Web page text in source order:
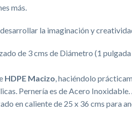
más.
la imaginación y
de 3 cms de Diámetro (1
HDPE Macizo , haciéndolo
Pernería es de Acero
en caliente de 25 x 36 cms para